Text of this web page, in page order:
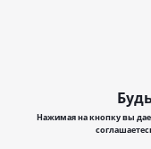
Нажимая на кнопку вы